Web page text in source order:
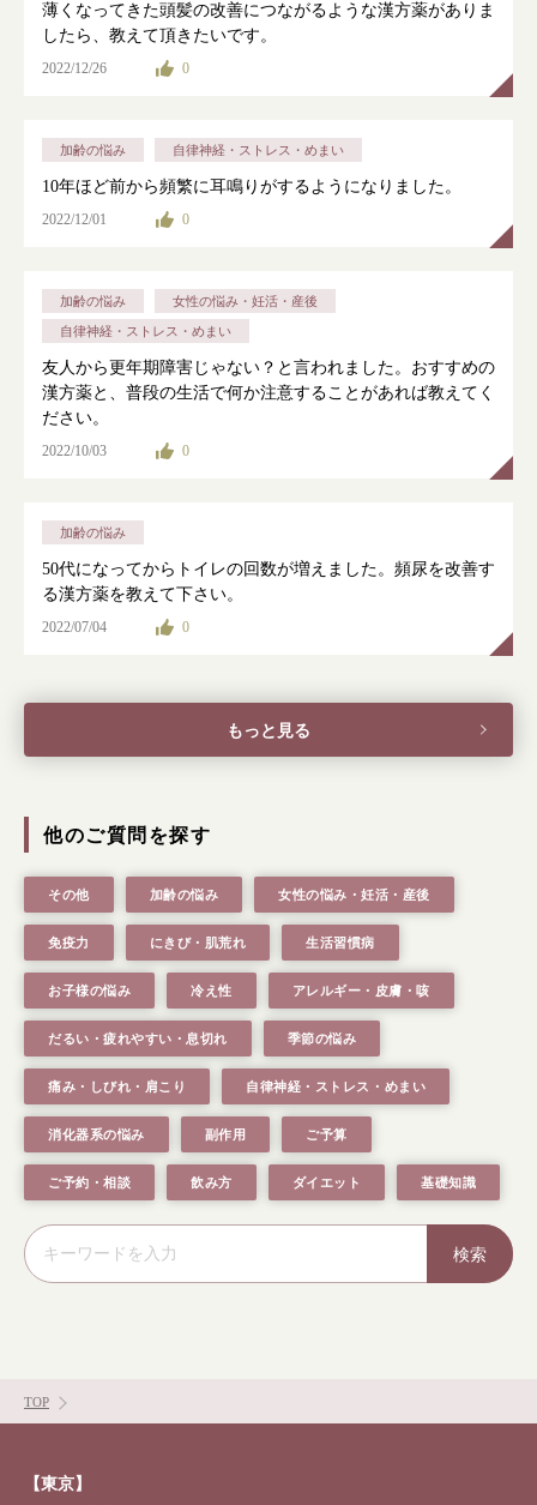
漢方を知る
採用情報 オンラインショップ
お問い合わせ
薄くなってきた頭髪の改善につながるような漢方薬がありま
したら、教えて頂きたいです。
2022/12/26 0
加齢の悩み 自律神経・ストレス・めまい
10年ほど前から頻繁に耳鳴りがするようになりました。
2022/12/01 0
加齢の悩み 女性の悩み・妊活・産後
自律神経・ストレス・めまい
友人から更年期障害じゃない？と言われました。おすすめの
漢方薬と、普段の生活で何か注意することがあれば教えてく
ださい。
2022/10/03 0
加齢の悩み
50代になってからトイレの回数が増えました。頻尿を改善す
る漢方薬を教えて下さい。
2022/07/04 0
もっと見る
他のご質問を探す
その他 加齢の悩み 女性の悩み・妊活・産後
免疫力 にきび・肌荒れ 生活習慣病
お子様の悩み 冷え性 アレルギー・皮膚・咳
だるい・疲れやすい・息切れ 季節の悩み
痛み・しびれ・肩こり 自律神経・ストレス・めまい
消化器系の悩み 副作用 ご予算
ご予約・相談 飲み方 ダイエット 基礎知識
検索
TOP
【東京】